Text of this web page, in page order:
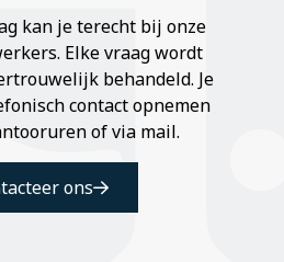
kan je terecht bij onze
Elke vraag wordt
behandeld. Je
contact opnemen
of via mail.
ons